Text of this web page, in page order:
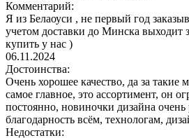
Комментарий:
Я из Белаоуси , не первый год
учетом доставки до Минска выходит
купить у нас )
06.11.2024
Достоинства:
Очень хорошее качество, да за такие
самое главное, это ассортимент, он
постоянно, новиночки дизайна
благодарность всём, технологам,
Недостатки: